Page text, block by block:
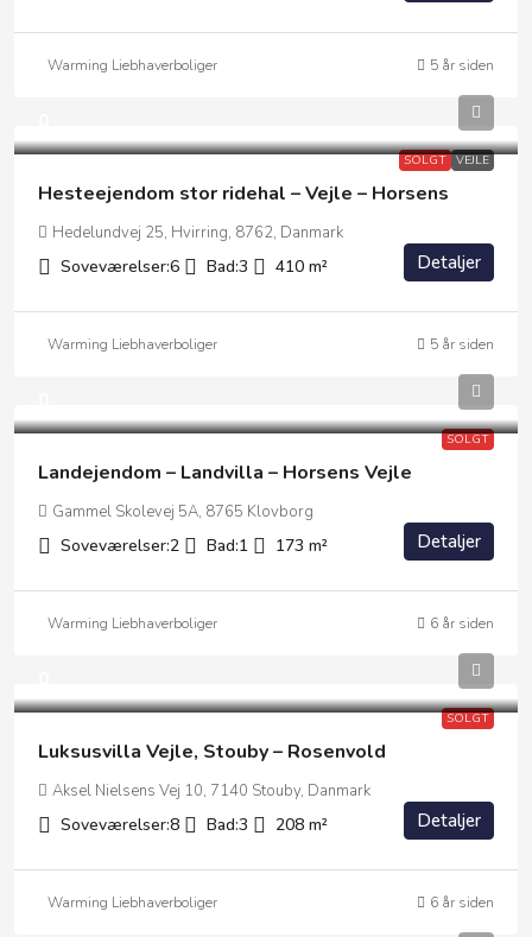
Warming Liebhaverboliger 5 år siden
SOLGT VEJLE
Hesteejendom stor ridehal – Vejle – Horsens
Hedelundvej 25, Hvirring, 8762, Danmark
Soveværelser:6 Bad:3 410 m² Detaljer
Warming Liebhaverboliger 5 år siden
SOLGT
Landejendom – Landvilla – Horsens Vejle
Gammel Skolevej 5A, 8765 Klovborg
Soveværelser:2 Bad:1 173 m² Detaljer
Warming Liebhaverboliger 6 år siden
SOLGT
Luksusvilla Vejle, Stouby – Rosenvold
Aksel Nielsens Vej 10, 7140 Stouby, Danmark
Soveværelser:8 Bad:3 208 m² Detaljer
Warming Liebhaverboliger 6 år siden